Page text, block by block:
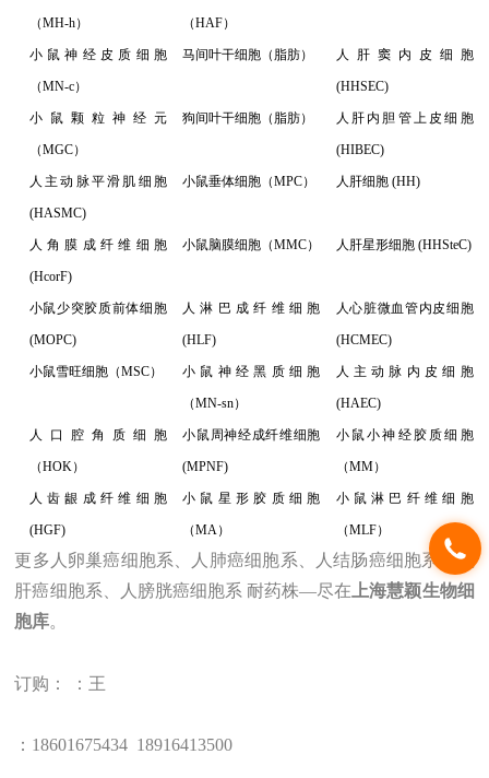
（MH-h） （HAF）
小鼠神经皮质细胞
（MN-c）
马间叶干细胞（脂肪） 人肝窦内皮细胞
(HHSEC)
小鼠颗粒神经元
（MGC）
狗间叶干细胞（脂肪） 人肝内胆管上皮细胞
(HIBEC)
人主动脉平滑肌细胞
(HASMC)
小鼠垂体细胞（MPC） 人肝细胞 (HH)
人角膜成纤维细胞
(HcorF)
小鼠脑膜细胞（MMC） 人肝星形细胞 (HHSteC)
小鼠少突胶质前体细胞
(MOPC)
人淋巴成纤维细胞
(HLF)
人心脏微血管内皮细胞
(HCMEC)
小鼠雪旺细胞（MSC） 小鼠神经黑质细胞
（MN-sn）
人主动脉内皮细胞
(HAEC)
人口腔角质细胞
（HOK）
小鼠周神经成纤维细胞
(MPNF)
小鼠小神经胶质细胞
（MM）
人齿龈成纤维细胞
(HGF)
小鼠星形胶质细胞
（MA）
小鼠淋巴纤维细胞
（MLF）
更多人卵巢癌细胞系、人肺癌细胞系、人结肠癌细胞系、人
肝癌细胞系、人膀胱癌细胞系 耐药株—尽在 上海慧颖生物细
胞库。
订购： ：王
：18601675434 18916413500